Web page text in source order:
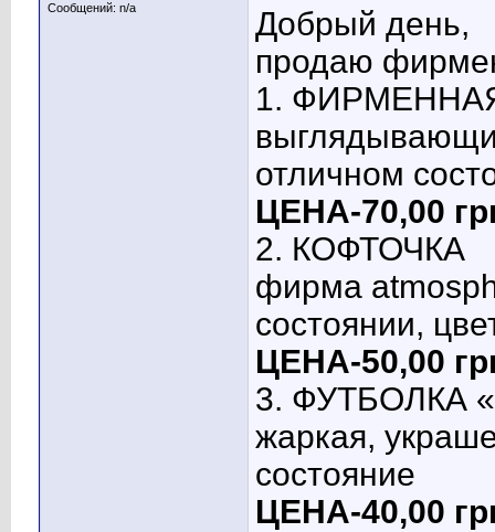
Сообщений: n/a
Добрый день,
продаю
1. ФИРМЕННАЯ
отличном
ЦЕНА-70,00
2. КОФТОЧКА
фирма
состоянии,
ЦЕНА-50,00
3. ФУТБОЛКА
жаркая,
состояние
ЦЕНА-40,00